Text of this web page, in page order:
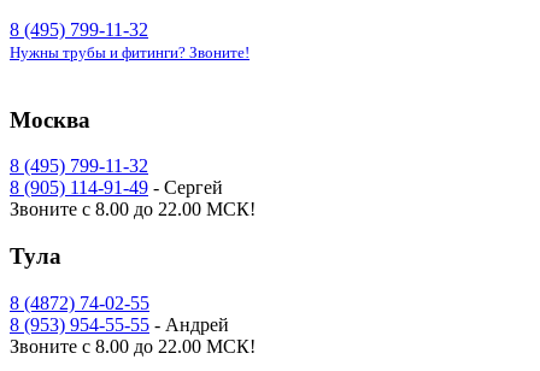
8 (495) 799-11-32
Нужны трубы и фитинги? Звоните!
Москва
8 (495) 799-11-32
8 (905) 114-91-49 - Сергей
Звоните с 8.00 до 22.00 МСК!
Тула
8 (4872) 74-02-55
8 (953) 954-55-55 - Андрей
Звоните с 8.00 до 22.00 МСК!